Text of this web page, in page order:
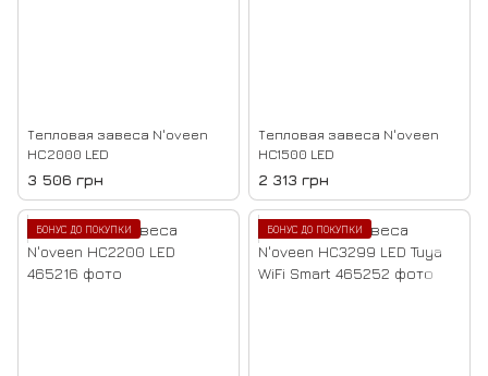
Тепловая завеса N'oveen
HC2000 LED
3 506 грн
Тепловая завеса N'oveen
HC1500 LED
2 313 грн
БОНУС ДО ПОКУПКИ БОНУС ДО ПОКУПКИ